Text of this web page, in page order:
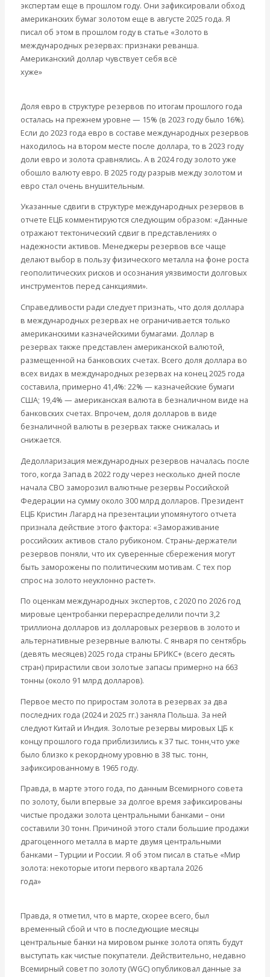
экспертам еще в прошлом году. Они зафиксировали обход
американских бумаг золотом еще в августе 2025 года. Я
писал об этом в прошлом году в статье «Золото в
международных резервах: признаки реванша.
Американский доллар чувствует себя всё
хуже»https://www.fondsk.ru/news/2025/10/30/zoloto-v-
Доля евро в структуре резервов по итогам прошлого года
осталась на прежнем уровне — 15% (в 2023 году было 16%).
Если до 2023 года евро в составе международных резервов
находилось на втором месте после доллара, то в 2023 году
доли евро и золота сравнялись. А в 2024 году золото уже
обошло валюту евро. В 2025 году разрыв между золотом и
евро стал очень внушительным.
Указанные сдвиги в структуре международных резервов в
отчете ЕЦБ комментируются следующим образом: «Данные
отражают тектонический сдвиг в представлениях о
надежности активов. Менеджеры резервов все чаще
делают выбор в пользу физического металла на фоне роста
геополитических рисков и осознания уязвимости долговых
инструментов перед санкциями».
Справедливости ради следует признать, что доля доллара
в международных резервах не ограничивается только
американскими казначейскими бумагами. Доллар в
резервах также представлен американской валютой,
размещенной на банковских счетах. Всего доля доллара во
всех видах в международных резервах на конец 2025 года
составила, примерно 41,4%: 22% — казначейские бумаги
США; 19,4% — американская валюта в безналичном виде на
банковских счетах. Впрочем, доля долларов в виде
безналичной валюты в резервах также снижалась и
снижается.
Дедолларизация международных резервов началась после
того, когда Запад в 2022 году через несколько дней после
начала СВО заморозил валютные резервы Российской
Федерации на сумму около 300 млрд долларов. Президент
ЕЦБ Кристин Лагард на презентации упомянутого отчета
признала действие этого фактора: «Замораживание
российских активов стало рубиконом. Страны-держатели
резервов поняли, что их суверенные сбережения могут
быть заморожены по политическим мотивам. С тех пор
спрос на золото неуклонно растет».
По оценкам международных экспертов, с 2020 по 2026 год
мировые центробанки перераспределили почти 3,2
триллиона долларов из долларовых резервов в золото и
альтернативные резервные валюты. С января по сентябрь
(девять месяцев) 2025 года страны БРИКС+ (всего десять
стран) прирастили свои золотые запасы примерно на 663
тонны (около 91 млрд долларов).
Первое место по приростам золота в резервах за два
последних года (2024 и 2025 гг.) заняла Польша. За ней
следуют Китай и Индия. Золотые резервы мировых ЦБ к
концу прошлого года приблизились к 37 тыс. тонн,что уже
было близко к рекордному уровню в 38 тыс. тонн,
зафиксированному в 1965 году.
Правда, в марте этого года, по данным Всемирного совета
по золоту, были впервые за долгое время зафиксированы
чистые продажи золота центральными банками – они
составили 30 тонн. Причиной этого стали большие продажи
драгоценного металла в марте двумя центральными
банками – Турции и России. Я об этом писал в статье «Мир
золота: некоторые итоги первого квартала 2026
года»
Правда, я отметил, что в марте, скорее всего, был
временный сбой и что в последующие месяцы
центральные банки на мировом рынке золота опять будут
выступать как чистые покупатели. Действительно, недавно
Всемирный совет по золоту (WGC) опубликовал данные за